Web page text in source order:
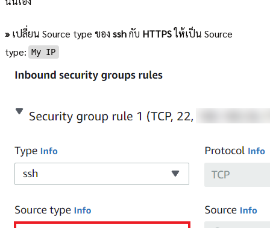
»เปลี่ยน Source type ของ sshกับ HTTPSให้เป็น Source
type: My IP